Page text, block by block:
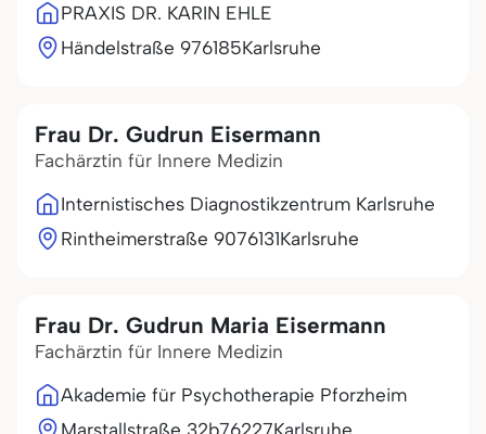
PRAXIS DR. KARIN EHLE
Händelstraße 976185Karlsruhe
Frau Dr. Gudrun Eisermann
Fachärztin für Innere Medizin
Internistisches Diagnostikzentrum Karlsruhe
Rintheimerstraße 9076131Karlsruhe
Frau Dr. Gudrun Maria Eisermann
Fachärztin für Innere Medizin
Akademie für Psychotherapie Pforzheim
Marstallstraße 32b76227Karlsruhe